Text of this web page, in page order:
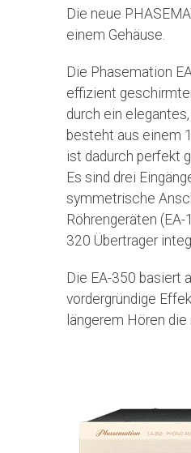
Die neue
einem Gehäuse.
Die Phasemation
effizient
durch ein
besteht aus einem
ist dadurch perfekt
Es sind drei
symmetrische
Röhrengeräten
320 Übertrager
Die EA-350 basiert
vordergründige
längerem Hören